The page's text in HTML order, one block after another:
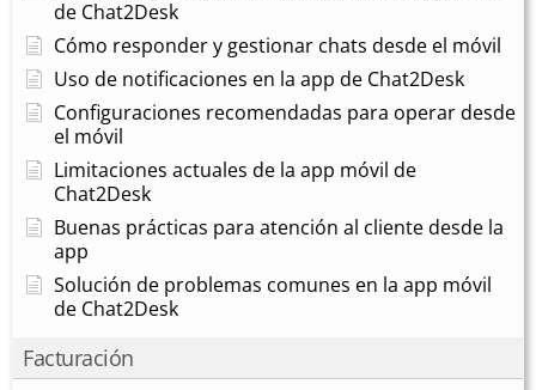
de Chat2Desk
Cómo responder y gestionar chats desde el móvil
Uso de notificaciones en la app de Chat2Desk
Configuraciones recomendadas para operar desde
el móvil
Limitaciones actuales de la app móvil de
Chat2Desk
Buenas prácticas para atención al cliente desde la
app
Solución de problemas comunes en la app móvil
de Chat2Desk
Facturación